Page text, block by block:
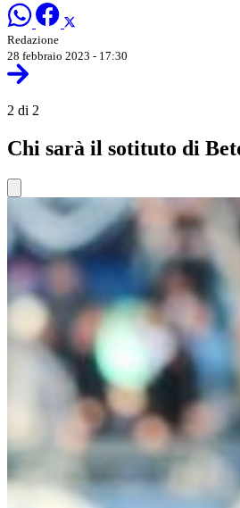
Redazione
28 febbraio 2023 - 17:30
2 di 2
Chi sarà il sotituto di